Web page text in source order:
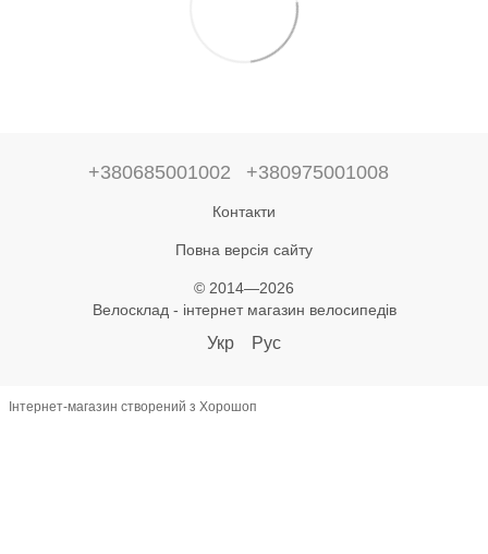
+380685001002 +380975001008
Контакти
Повна версія сайту
© 2014—2026
Велосклад - інтернет магазин велосипедів
Укр Рус
Інтернет-магазин створений з Хорошоп